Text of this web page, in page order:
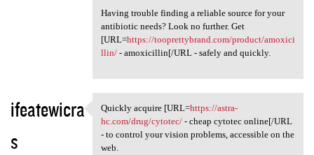
Having trouble finding a reliable source for your
antibiotic needs? Look no further. Get
[URL=https://tooprettybrand.com/product/amoxici
llin/- amoxicillin[/URL - safely and quickly.
ifeatewicra
s
Quickly acquire [URL=https:/
Quickly acquire [URL=https://astra-
hc.com/drug/cytotec/- cheap cytotec online[/URL
- to control your vision problems, accessible on the
web.